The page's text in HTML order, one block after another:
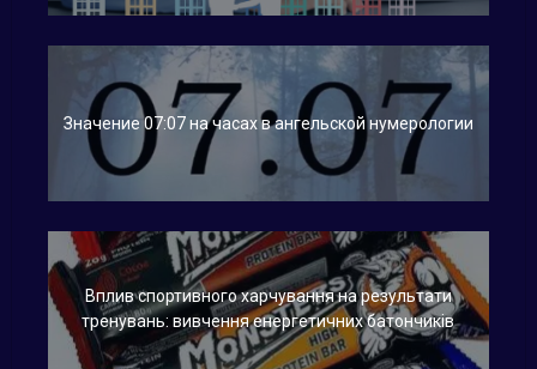
Значение 07:07 на часах в ангельской нумерологии
Вплив спортивного харчування на результати
тренувань: вивчення енергетичних батончиків